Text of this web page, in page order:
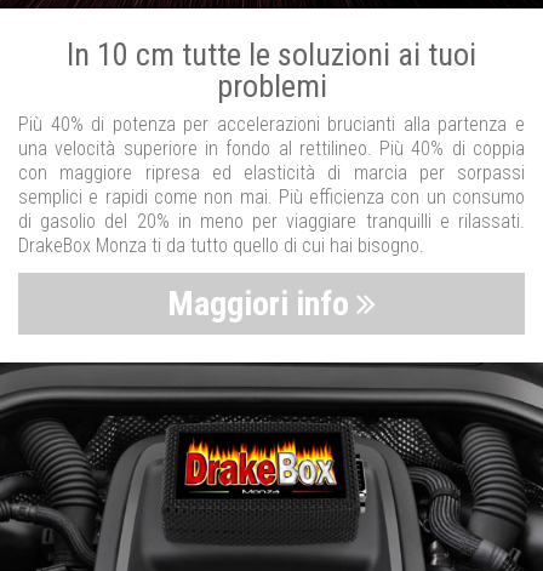
In 10 cm tutte le soluzioni ai tuoi
problemi
Più 40% di potenza per accelerazioni brucianti alla partenza e
una velocità superiore in fondo al rettilineo. Più 40% di coppia
con maggiore ripresa ed elasticità di marcia per sorpassi
semplici e rapidi come non mai. Più efficienza con un consumo
di gasolio del 20% in meno per viaggiare tranquilli e rilassati.
DrakeBox Monza ti da tutto quello di cui hai bisogno.
Maggiori info